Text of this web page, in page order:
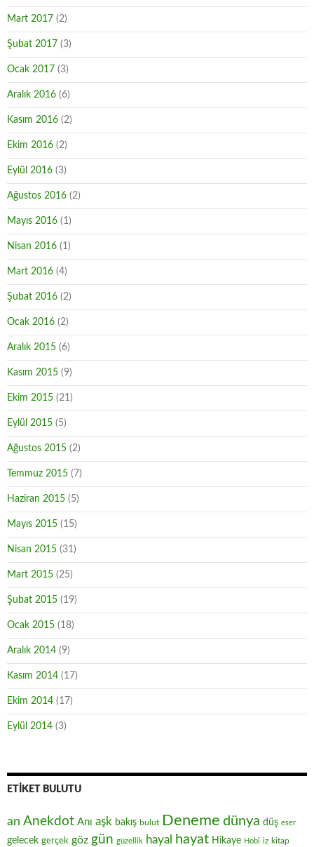
Mart 2017 (2)
Şubat 2017 (3)
Ocak 2017 (3)
Aralık 2016 (6)
Kasım 2016 (2)
Ekim 2016 (2)
Eylül 2016 (3)
Ağustos 2016 (2)
Mayıs 2016 (1)
Nisan 2016 (1)
Mart 2016 (4)
Şubat 2016 (2)
Ocak 2016 (2)
Aralık 2015 (6)
Kasım 2015 (9)
Ekim 2015 (21)
Eylül 2015 (5)
Ağustos 2015 (2)
Temmuz 2015 (7)
Haziran 2015 (5)
Mayıs 2015 (15)
Nisan 2015 (31)
Mart 2015 (25)
Şubat 2015 (19)
Ocak 2015 (18)
Aralık 2014 (9)
Kasım 2014 (17)
Ekim 2014 (17)
Eylül 2014 (3)
ETIKET BULUTU
an Anekdot Anı aşk bakış bulut Deneme dünya düş eser
gelecek gerçek göz gün güzellik hayal hayat Hikaye Hobi iz kitap